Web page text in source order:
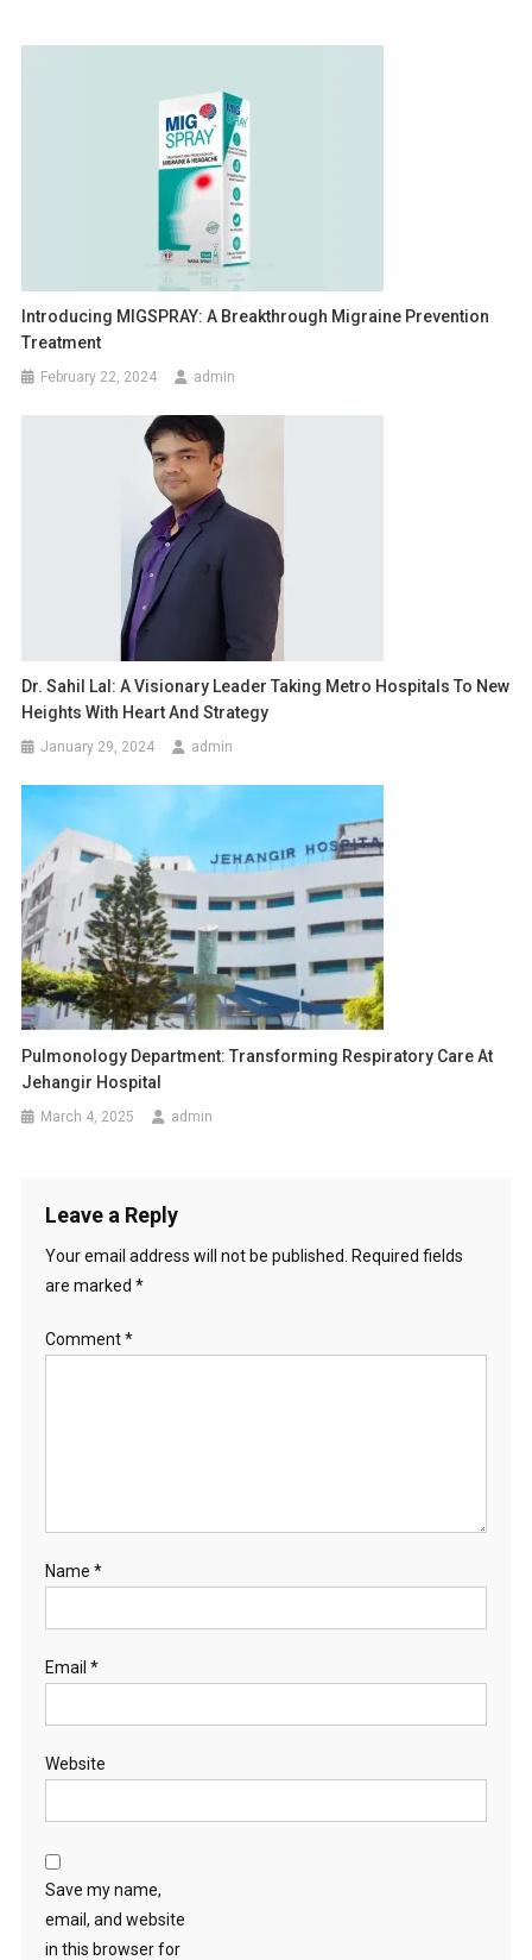
Introducing MIGSPRAY: A Breakthrough Migraine Prevention
Treatment
February 22, 2024 admin
Dr. Sahil Lal: A Visionary Leader Taking Metro Hospitals To New
Heights With Heart And Strategy
January 29, 2024 admin
Pulmonology Department: Transforming Respiratory Care At
Jehangir Hospital
March 4, 2025 admin
Leave a Reply
Your email address will not be published.
Required fields
are marked *
Comment*
Name *
Email *
Website
Save my name,
email, and website
in this browser for